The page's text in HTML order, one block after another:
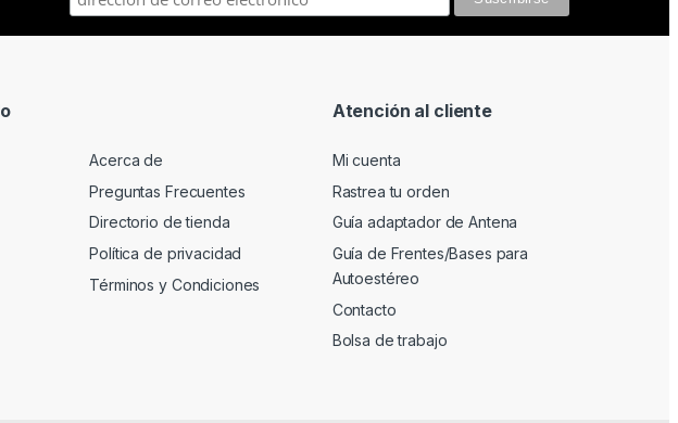
Acerca de
Preguntas Frecuentes
Directorio de tienda
Política de privacidad
Términos y Condiciones
Atención al cliente
Mi cuenta
Rastrea tu orden
Guía adaptador de Antena
Guía de Frentes/Bases para
Autoestéreo
Contacto
Bolsa de trabajo